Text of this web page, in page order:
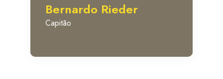
Bernardo Rieder
Capitão